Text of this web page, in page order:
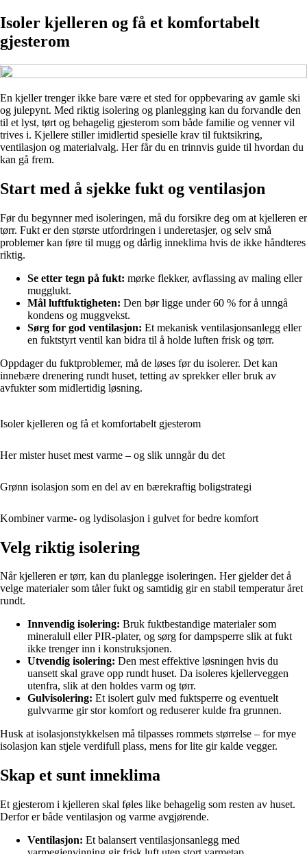
Isoler kjelleren og få et komfortabelt
gjesterom
En kjeller trenger ikke bare være et sted for oppbevaring av gamle ski
og julepynt. Med riktig isolering og planlegging kan du forvandle den
til et lyst, tørt og behagelig gjesterom som både familie og venner vil
trives i. Kjellere stiller imidlertid spesielle krav til fuktsikring,
ventilasjon og materialvalg. Her får du en trinnvis guide til hvordan du
kan gå frem.
Start med å sjekke fukt og ventilasjon
Før du begynner med isoleringen, må du forsikre deg om at kjelleren er
tørr. Fukt er den største utfordringen i underetasjer, og selv små
problemer kan føre til mugg og dårlig inneklima hvis de ikke håndteres
riktig.
Se etter tegn på fukt: mørke flekker, avflassing av maling eller
mugglukt.
Mål luftfuktigheten: Den bør ligge under 60 % for å unngå
kondens og muggvekst.
Sørg for god ventilasjon: Et mekanisk ventilasjonsanlegg eller
en fuktstyrt ventil kan bidra til å holde luften frisk og tørr.
Oppdager du fuktproblemer, må de løses før du isolerer. Det kan
innebære drenering rundt huset, tetting av sprekker eller bruk av
avfukter som midlertidig løsning.
Isoler kjelleren og få et komfortabelt gjesterom
Her mister huset mest varme – og slik unngår du det
Grønn isolasjon som en del av en bærekraftig boligstrategi
Kombiner varme- og lydisolasjon i gulvet for bedre komfort
Velg riktig isolering
Når kjelleren er tørr, kan du planlegge isoleringen. Her gjelder det å
velge materialer som tåler fukt og samtidig gir en stabil temperatur året
rundt.
Innvendig isolering: Bruk fuktbestandige materialer som
mineralull eller PIR-plater, og sørg for dampsperre slik at fukt
ikke trenger inn i konstruksjonen.
Utvendig isolering: Den mest effektive løsningen hvis du
uansett skal grave opp rundt huset. Da isoleres kjellerveggen
utenfra, slik at den holdes varm og tørr.
Gulvisolering: Et isolert gulv med fuktsperre og eventuelt
gulvvarme gir stor komfort og reduserer kulde fra grunnen.
Husk at isolasjonstykkelsen må tilpasses rommets størrelse – for mye
isolasjon kan stjele verdifull plass, mens for lite gir kalde vegger.
Skap et sunt inneklima
Et gjesterom i kjelleren skal føles like behagelig som resten av huset.
Derfor er både ventilasjon og varme avgjørende.
Ventilasjon: Et balansert ventilasjonsanlegg med